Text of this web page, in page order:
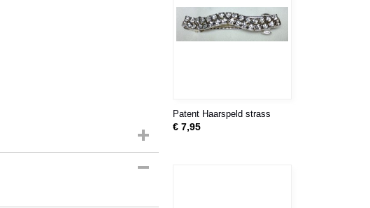
Patent Haarspeld strass
€ 7,95